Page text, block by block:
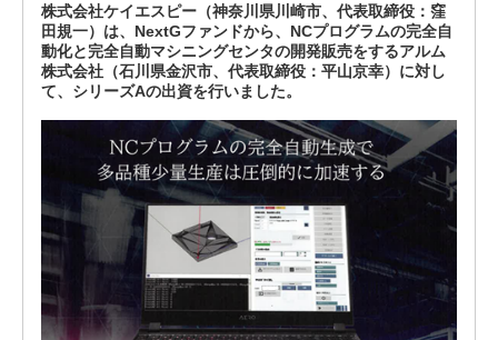
ワー
ク
株式
会社
ゆみ
交
活
動
株式会社ケイエスピー（神奈川県川崎市、代表取締役：窪
田規一）は、NextGファンドから、NCプログラムの完全自
動化と完全自動マシニングセンタの開発販売をするアルム
株式会社（石川県金沢市、代表取締役：平山京幸）に対し
て、シリーズAの出資を行いました。